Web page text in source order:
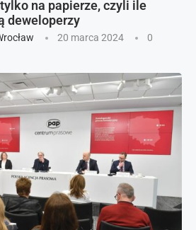
na papierze, czyli ile
deweloperzy
20 marca 2024
0